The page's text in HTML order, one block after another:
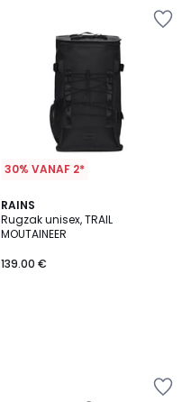
30% VANAF 2*
RAINS
Rugzak unisex, TRAIL
MOUTAINEER
139.00 €